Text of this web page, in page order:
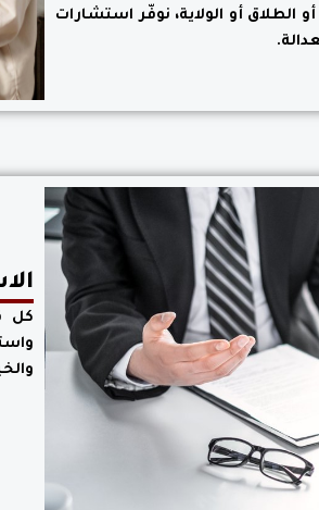
الطلاق أو الولاية، نوفّر استشارات
كل